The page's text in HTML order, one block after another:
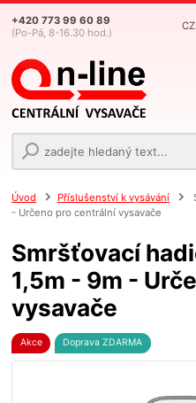
+420 773 99 60 89
(Po-Pá, 8-16.30 hod.)
Úvod Příslušenství k vysávání
- Určeno pro centrální vysavače
Smršťovací
1,5m - 9m -
vysavače
Akce Doprava ZDARMA